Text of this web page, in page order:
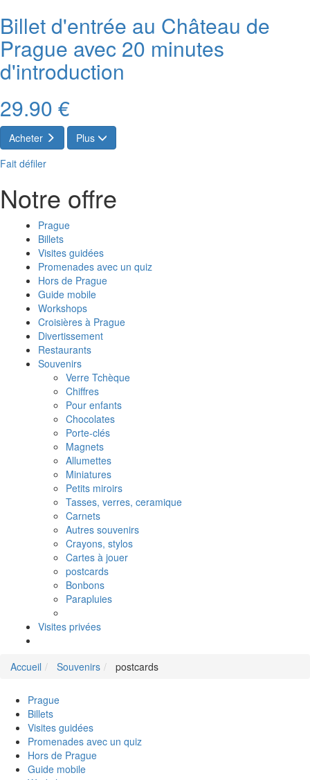
Billet d'entrée au Château de
Prague avec 20 minutes
d'introduction
29.90 €
Acheter
Plus
Fait défiler
Notre offre
Prague
Billets
Visites guidées
Promenades avec un quiz
Hors de Prague
Guide mobile
Workshops
Croisières à Prague
Divertissement
Restaurants
Souvenirs
Verre Tchèque
Chiffres
Pour enfants
Chocolates
Porte-clés
Magnets
Allumettes
Miniatures
Petits miroirs
Tasses, verres, ceramique
Carnets
Autres souvenirs
Crayons, stylos
Cartes à jouer
postcards
Bonbons
Parapluies
Visites privées
Accueil Souvenirs postcards
Prague
Billets
Visites guidées
Promenades avec un quiz
Hors de Prague
Guide mobile